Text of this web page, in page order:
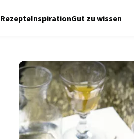
RezepteInspirationGut zu wissen